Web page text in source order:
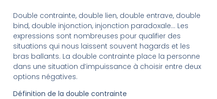
Double contrainte, double lien, double entrave, double
bind, double injonction, injonction paradoxale… Les
expressions sont nombreuses pour qualifier des
situations qui nous laissent souvent hagards et les
bras ballants. La double contrainte place la personne
dans une situation d’impuissance à choisir entre deux
options négatives.
Définition de la double contrainte